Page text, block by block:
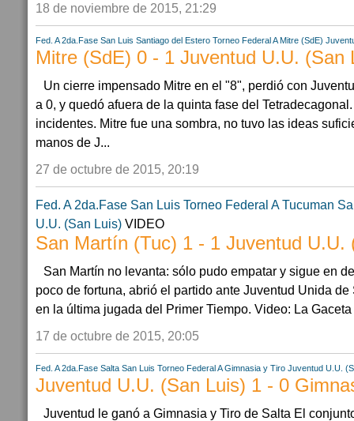
18 de noviembre de 2015, 21:29
Fed. A 2da.Fase San Luis Santiago del Estero Torneo Federal A Mitre (SdE)
Mitre (SdE) 0 - 1 Juventud U.U. (San
Un cierre impensado Mitre en el "8", perdió con
a 0, y quedó afuera de la quinta fase del
incidentes. Mitre fue una sombra, no tuvo las ideas
manos de J...
27 de octubre de 2015, 20:19
Fed. A 2da.Fase San Luis Torneo Federal A Tucuman
U.U. (San Luis) VIDEO
San Martín (Tuc) 1 - 1 Juventud U.U.
San Martín no levanta: sólo pudo empatar y sigue en
poco de fortuna, abrió el partido ante Juventud Unida
en la última jugada del Primer Tiempo. Video: La
17 de octubre de 2015, 20:05
Fed. A 2da.Fase Salta San Luis Torneo Federal A Gimnasia y Tiro Juventud U.U.
Juventud U.U. (San Luis) 1 - 0
Juventud le ganó a Gimnasia y Tiro de Salta El